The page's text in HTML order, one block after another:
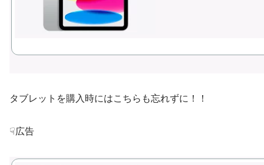
タブレットを購入時にはこちらも忘れずに！！
☟広告